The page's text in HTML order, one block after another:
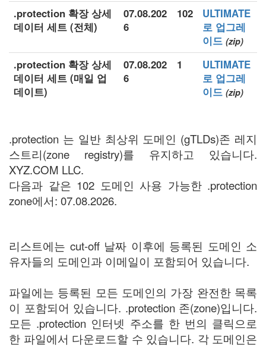
.protection 확장 상세
데이터 세트 (전체)
07.08.202
6
102
ULTIMATE
로 업그레
이드 (zip)
.protection 확장 상세
데이터 세트 (매일 업
데이트)
07.08.202
6
1
ULTIMATE
로 업그레
이드 (zip)
.protection 는 일반 최상위 도메인 (gTLDs)존 레지
스트리(zone registry)를 유지하고 있습니다.
XYZ.COM LLC.
다음과 같은 102 도메인 사용 가능한 .protection
zone에서: 07.08.2026.
리스트에는 cut-off 날짜 이후에 등록된 도메인 소
유자들의 도메인과 이메일이 포함되어 있습니다.
파일에는 등록된 모든 도메인의 가장 완전한 목록
이 포함되어 있습니다. .protection 존(zone)입니다.
모든 .protection 인터넷 주소를 한 번의 클릭으로
한 파일에서 다운로드할 수 있습니다. 각 도메인은